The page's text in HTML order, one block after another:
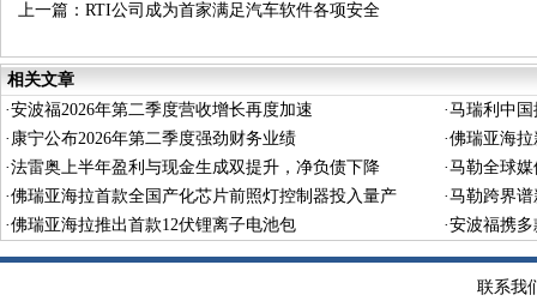
上一篇： RTI公司成为首家满足汽车软件各项安全
相关文章
·安波福2026年第二季度营收增长再度加速 ·马瑞利中
· 康宁公布2026年第二季度强劲财务业绩 ·佛瑞亚海
·法雷奥上半年盈利与现金生成双提升，净负债下降 ·马勒全球
·佛瑞亚海拉首款全国产化芯片前照灯控制器投入量产 ·马勒跨界
·佛瑞亚海拉推出首款12伏锂离子电池包 ·安波福携
联系我